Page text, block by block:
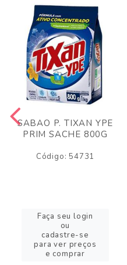
SABAO P. TIXAN YPE
PRIM SACHE 800G
Código: 54731
Faça seu login
ou
cadastre-se
para ver preços
e comprar